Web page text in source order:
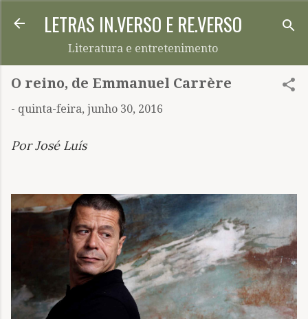
Pular para o conteúdo principal
LETRAS IN.VERSO E RE.VERSO
Literatura e entretenimento
O reino, de Emmanuel Carrère
- quinta-feira, junho 30, 2016
Por José Luís